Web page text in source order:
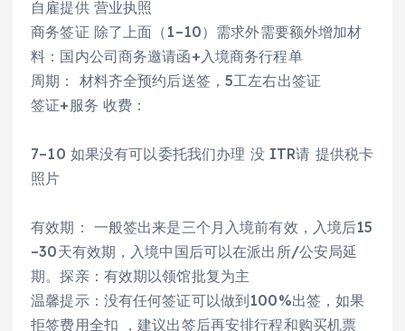
自雇提供 营业执照
商务签证 除了上面（1–10）需求外需要额外增加材
料：国内公司商务邀请函+入境商务行程单
周期： 材料齐全预约后送签，5工左右出签证
签证+服务 收费：
7–10 如果没有可以委托我们办理 没 ITR请 提供税卡
照片
有效期： 一般签出来是三个月入境前有效，入境后15
–30天有效期，入境中国后可以在派出所/公安局延
期。探亲：有效期以领馆批复为主
温馨提示：没有任何签证可以做到100%出签，如果
拒签费用全扣 ，建议出签后再安排行程和购买机票